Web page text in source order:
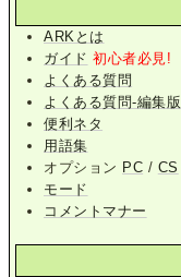
ARKとは
ガイド 初心者必見!
よくある質問
よくある質問-編集版
便利ネタ
用語集
オプション PC / CS
モード
コメントマナー